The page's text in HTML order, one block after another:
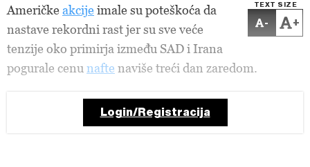
TEXT SIZE
- +
Američke akcije imale su poteškoća da
nastave rekordni rast jer su sve veće
tenzije oko primirja između SAD i Irana
pogurale cenu nafte naviše treći dan zaredom.
Login/Registracija